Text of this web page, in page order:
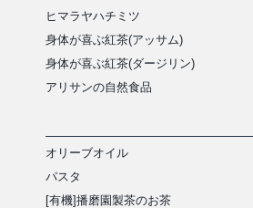
ヒマラヤハチミツ
身体が喜ぶ紅茶(アッサム)
身体が喜ぶ紅茶(ダージリン)
アリサンの自然食品
オリーブオイル
パスタ
[有機]播磨園製茶のお茶